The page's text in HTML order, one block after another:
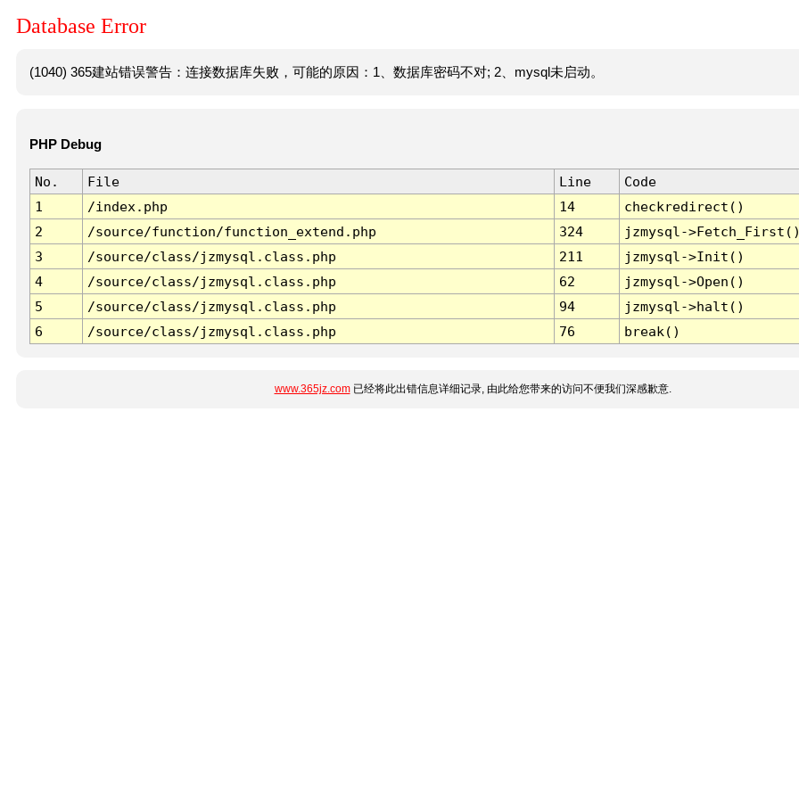
Database Error
(1040) 365建站错误警告：连接数据库失败，可能的原因：1、数据库密码不对; 2、mysql未启动。
PHP Debug
No. File Line
Code
1
/index.php 14
checkredirect()
2
/source/function/function_extend.php 324
jzmysql-
3
/source/class/jzmysql.class.php 211
jzmysql->Init()
4
/source/class/jzmysql.class.php 62
jzmysql->Open()
5
/source/class/jzmysql.class.php 94
jzmysql->halt()
6
/source/class/jzmysql.class.php 76 break()
www.365jz.com已经将此出错信息详细记录, 由此给您带来的访问不便我们深感歉意.